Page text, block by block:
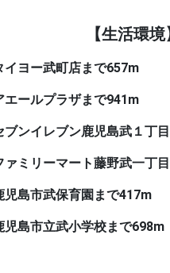
【生活環境
イヨー武町店まで657m
プラザまで941m
レブン鹿児島武１丁目
ーマート藤野武一丁目
武保育園まで417m
立武小学校まで698m